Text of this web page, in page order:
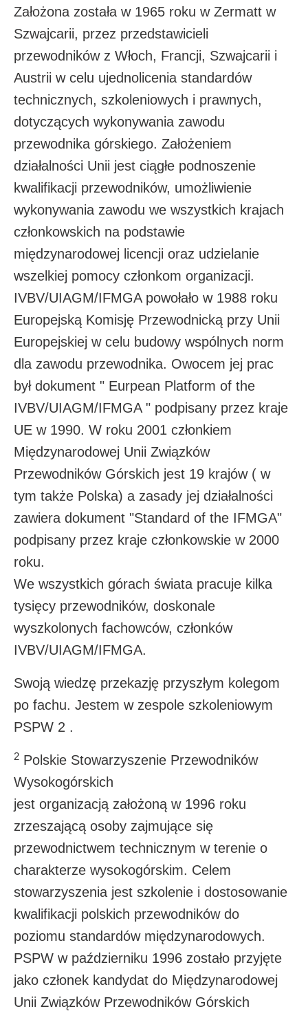
Założona została w 1965 roku w Zermatt w
Szwajcarii, przez przedstawicieli
przewodników z Włoch, Francji, Szwajcarii i
Austrii w celu ujednolicenia standardów
technicznych, szkoleniowych i prawnych,
dotyczących wykonywania zawodu
przewodnika górskiego. Założeniem
działalności Unii jest ciągłe podnoszenie
kwalifikacji przewodników, umożliwienie
wykonywania zawodu we wszystkich krajach
członkowskich na podstawie
międzynarodowej licencji oraz udzielanie
wszelkiej pomocy członkom organizacji.
IVBV/UIAGM/IFMGA powołało w 1988 roku
Europejską Komisję Przewodnicką przy Unii
Europejskiej w celu budowy wspólnych norm
dla zawodu przewodnika. Owocem jej prac
był dokument " Eurpean Platform of the
IVBV/UIAGM/IFMGA " podpisany przez kraje
UE w 1990. W roku 2001 członkiem
Międzynarodowej Unii Związków
Przewodników Górskich jest 19 krajów ( w
tym także Polska) a zasady jej działalności
zawiera dokument "Standard of the IFMGA"
podpisany przez kraje członkowskie w 2000
roku.
We wszystkich górach świata pracuje kilka
tysięcy przewodników, doskonale
wyszkolonych fachowców, członków
IVBV/UIAGM/IFMGA.
Swoją wiedzę przekazję przyszłym kolegom
po fachu. Jestem w zespole szkoleniowym
PSPW 2 .
2 Polskie Stowarzyszenie Przewodników
Wysokogórskich
jest organizacją założoną w 1996 roku
zrzeszającą osoby zajmujące się
przewodnictwem technicznym w terenie o
charakterze wysokogórskim. Celem
stowarzyszenia jest szkolenie i dostosowanie
kwalifikacji polskich przewodników do
poziomu standardów międzynarodowych.
PSPW w październiku 1996 zostało przyjęte
jako członek kandydat do Międzynarodowej
Unii Związków Przewodników Górskich